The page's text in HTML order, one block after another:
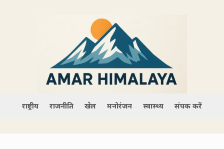
राष्ट्रीय राजनीति खेल मनोरंजन स्वास्थ्य संपर्क करें